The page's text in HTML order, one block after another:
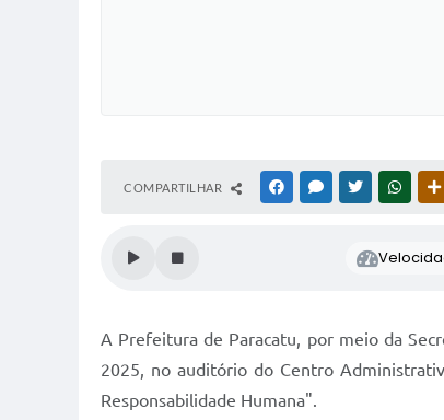
COMPARTILHAR FACEBOOKMESSENGER
TWITTER
A Prefeitura de Paracatu, por meio da
2025, no auditório do Centro
Responsabilidade Humana".